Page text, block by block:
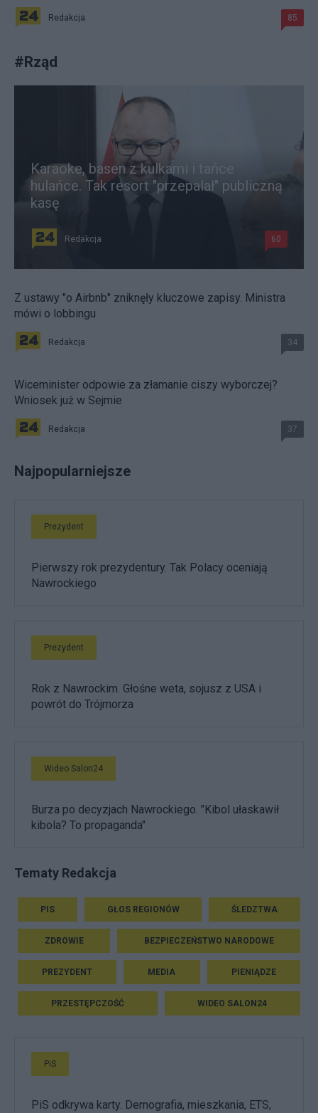
Redakcja 85
#Rząd
Karaoke, basen z kulkami i tańce
hulańce. Tak resort "przepalał" publiczną
kasę
Redakcja 60
Z ustawy "o Airbnb" zniknęły kluczowe zapisy. Ministra
mówi o lobbingu
Redakcja 34
Wiceminister odpowie za złamanie ciszy wyborczej?
Wniosek już w Sejmie
Redakcja 37
Najpopularniejsze
Prezydent
Pierwszy rok prezydentury. Tak Polacy oceniają
Nawrockiego
Prezydent
Rok z Nawrockim. Głośne weta, sojusz z USA i
powrót do Trójmorza
Wideo Salon24
Burza po decyzjach Nawrockiego. "Kibol ułaskawił
kibola? To propaganda"
Tematy Redakcja
PIS GŁOS REGIONÓW ŚLEDZTWA
ZDROWIE BEZPIECZEŃSTWO NARODOWE
PREZYDENT MEDIA PIENIĄDZE
PRZESTĘPCZOŚĆ WIDEO SALON24
PiS
PiS odkrywa karty. Demografia, mieszkania, ETS,